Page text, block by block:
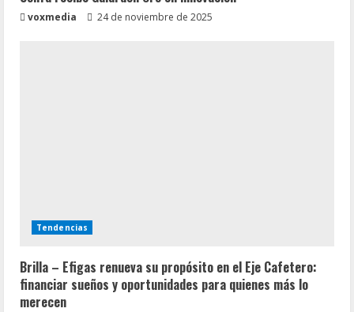
voxmedia 24 de noviembre de 2025
Tendencias
Brilla – Efigas renueva su propósito en el Eje Cafetero:
financiar sueños y oportunidades para quienes más lo
merecen